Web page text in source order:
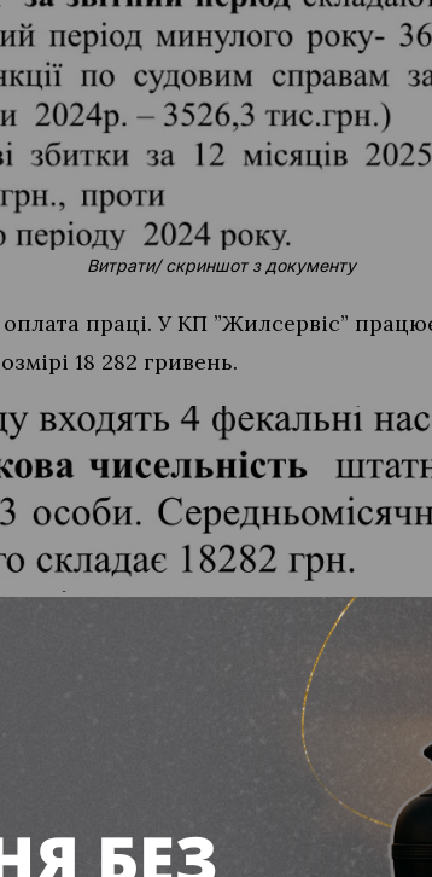
Витрати/ скриншот з документу
праці. У КП ”Жилсервіс”
18 282 гривень.
Кількість працівників/ скриншот з документу
заборгованість перед
542 тисячі гривень – це
2025 року заборгованість
населення складала 17 мільйонів 870